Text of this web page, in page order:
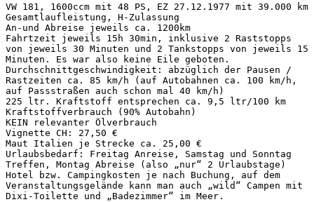
VW 181, 1600ccm mit 48 PS, EZ 27.12.1977 mit 39.000 km
Gesamtlaufleistung, H-Zulassung
An-und Abreise jeweils ca. 1200km
Fahrtzeit jeweils 15h 30min, inklusive 2 Raststopps
von jeweils 30 Minuten und 2 Tankstopps von jeweils 15
Minuten. Es war also keine Eile geboten.
Durchschnittgeschwindigkeit: abzüglich der Pausen /
Rastzeiten ca. 85 km/h (auf Autobahnen ca. 100 km/h,
auf Passstraßen auch schon mal 40 km/h)
225 ltr. Kraftstoff entsprechen ca. 9,5 ltr/100 km
Kraftstoffverbrauch (90% Autobahn)
KEIN relevanter Ölverbrauch
Vignette CH: 27,50 €
Maut Italien je Strecke ca. 25,00 €
Urlaubsbedarf: Freitag Anreise, Samstag und Sonntag
Treffen, Montag Abreise (also „nur“ 2 Urlaubstage)
Hotel bzw. Campingkosten je nach Buchung, auf dem
Veranstaltungsgelände kann man auch „wild“ Campen mit
Dixi-Toilette und „Badezimmer“ im Meer.